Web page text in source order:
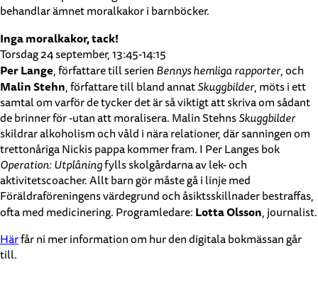
behandlar ämnet moralkakor i barnböcker.
Inga moralkakor, tack!
Torsdag 24 september, 13:45-14:15
Per Lange, författare till serien Bennys hemliga rapporter, och
Malin Stehn, författare till bland annatSkuggbilder, möts i ett
samtal om varför de tycker det är så viktigt att skriva om sådant
de brinner för -utan att moralisera. Malin StehnsSkuggbilder
skildrar alkoholism och våld i nära relationer, där sanningen om
trettonåriga Nickis pappa kommer fram. I Per Langes bok
Operation: Utplåningfylls skolgårdarna av lek- och
aktivitetscoacher. Allt barn gör måste gå i linje med
Föräldraföreningens värdegrund och åsiktsskillnader bestraffas,
ofta med medicinering. Programledare: Lotta Olsson, journalist.
Härfår ni mer information om hur den digitala bokmässan går
till.